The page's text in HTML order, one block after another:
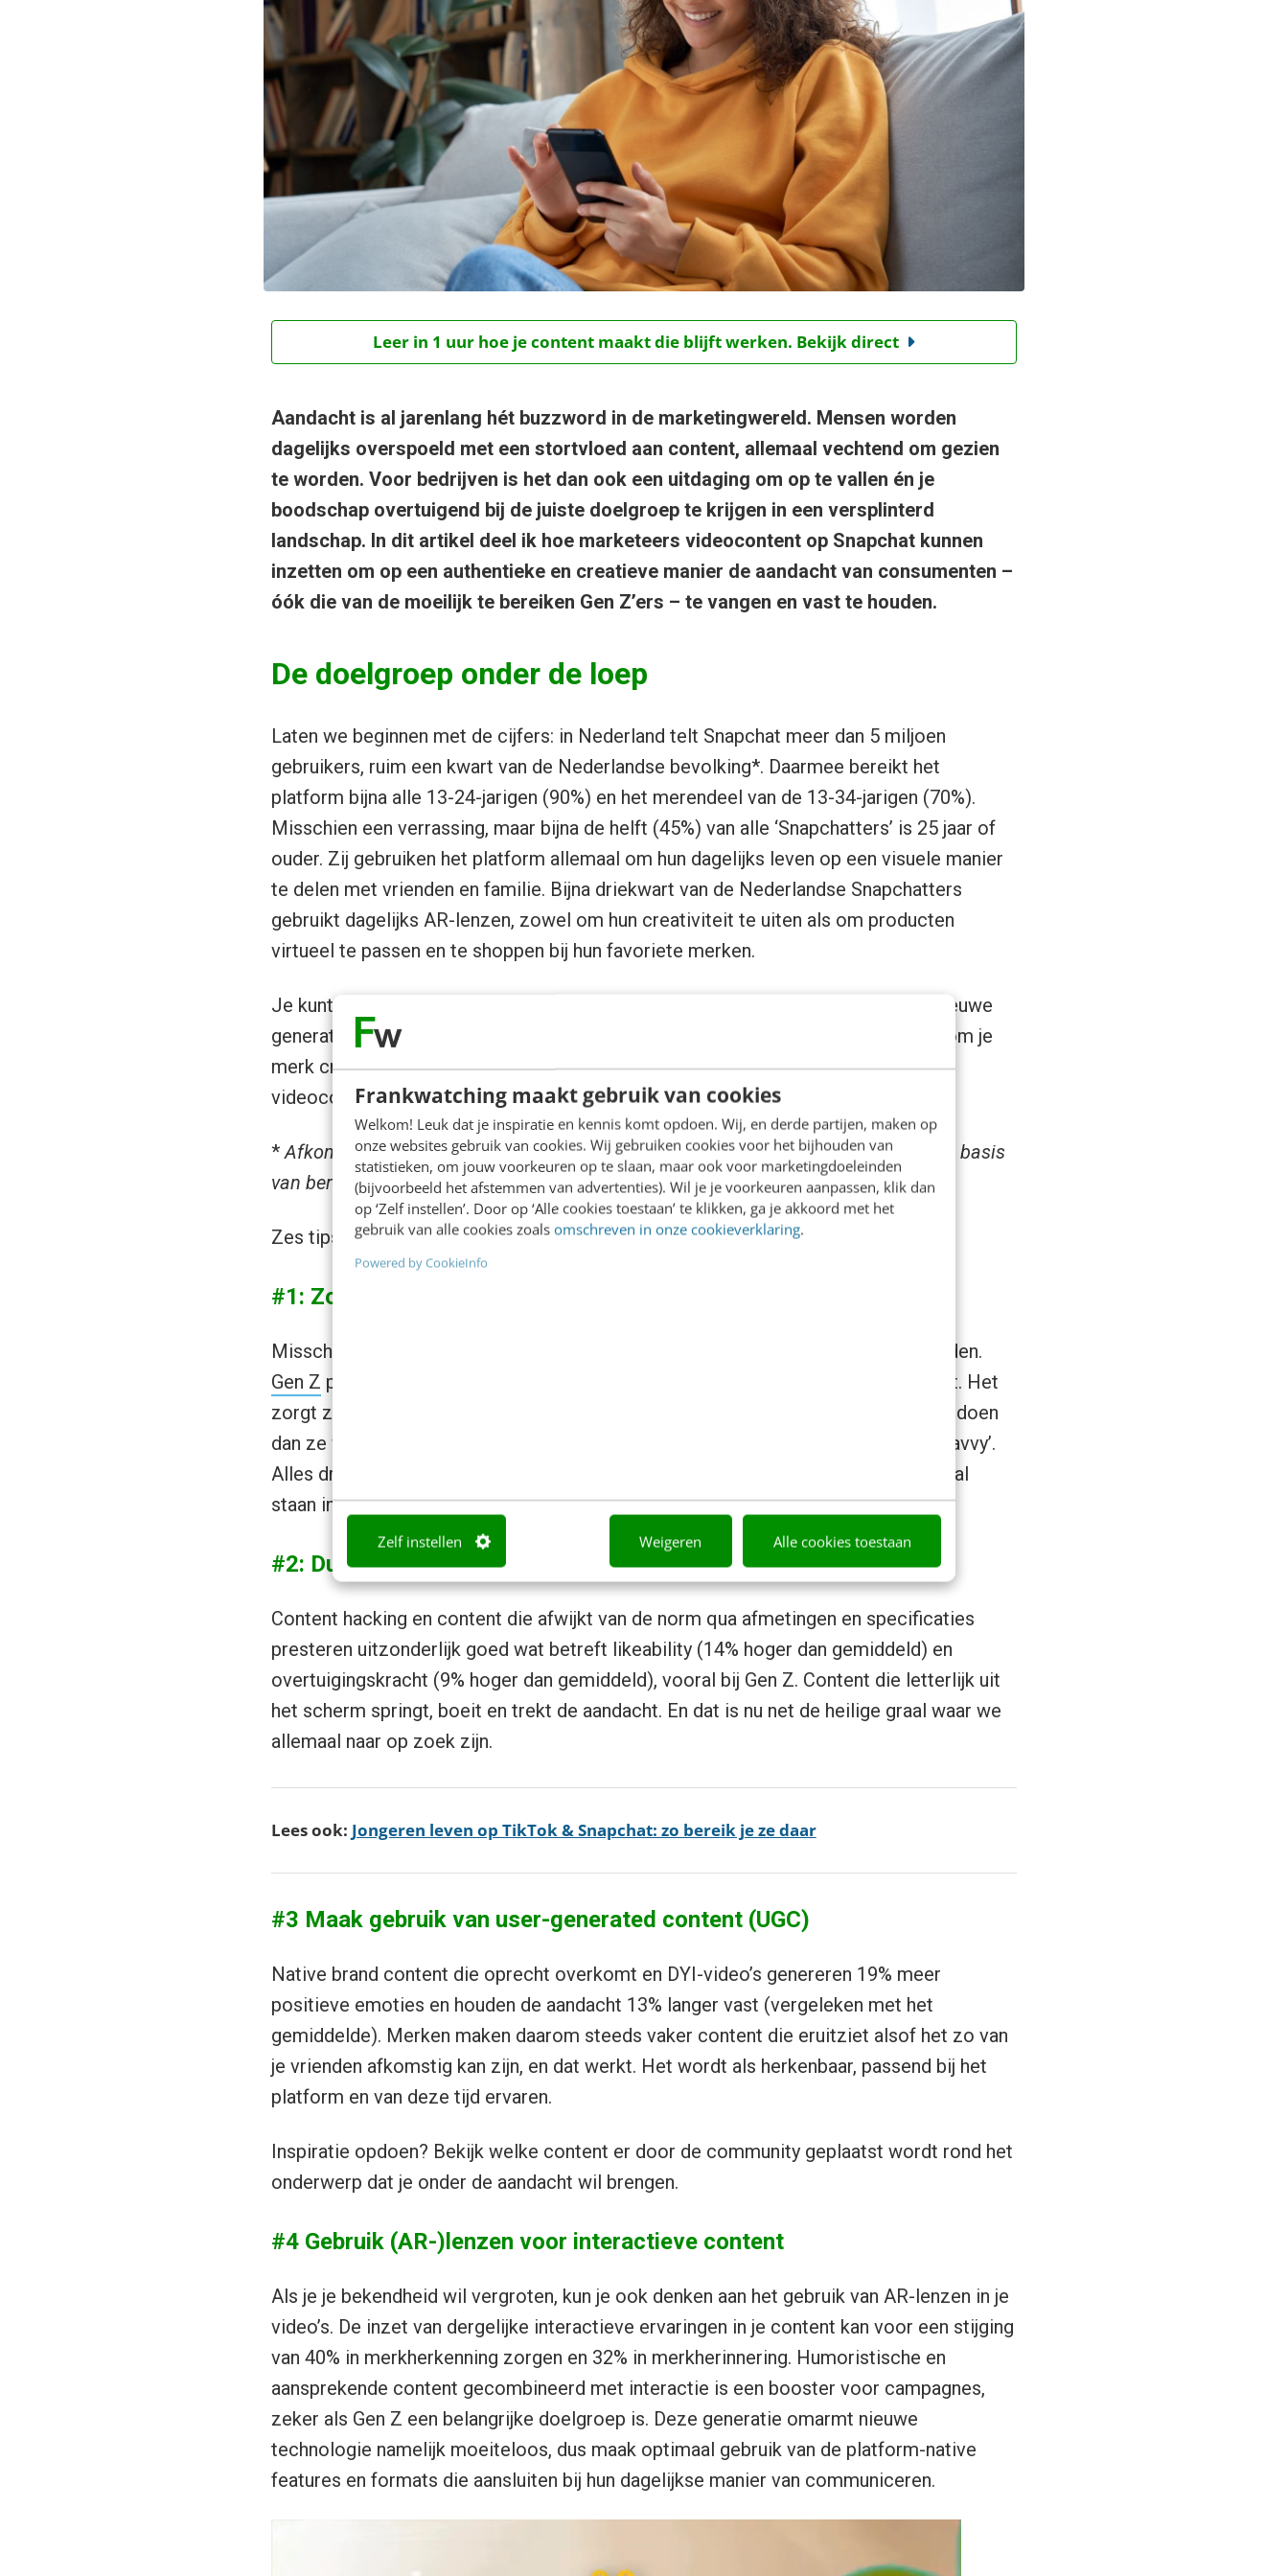
Frankwatching maakt gebruik van cookies
Welkom! Leuk dat je inspiratie en kennis komt opdoen. Wij, en derde partijen, maken op
onze websites gebruik van cookies. Wij gebruiken cookies voor het bijhouden van
statistieken, om jouw voorkeuren op te slaan, maar ook voor marketingdoeleinden
(bijvoorbeeld het afstemmen van advertenties). Wil je je voorkeuren aanpassen, klik dan
op ‘Zelf instellen’. Door op ‘Alle cookies toestaan’ te klikken, ga je akkoord met het
gebruik van alle cookies zoals omschreven in onze cookieverklaring.
Powered by CookieInfo
Zelf instellen Weigeren Alle cookies toestaan
Leer in 1 uur hoe je content maakt die blijft werken. Bekijk direct
Aandacht is al jarenlang hét buzzword in de marketingwereld. Mensen worden
dagelijks overspoeld met een stortvloed aan content, allemaal vechtend om gezien
te worden. Voor bedrijven is het dan ook een uitdaging om op te vallen én je
boodschap overtuigend bij de juiste doelgroep te krijgen in een versplinterd
landschap. In dit artikel deel ik hoe marketeers videocontent op Snapchat kunnen
inzetten om op een authentieke en creatieve manier de aandacht van consumenten –
óók die van de moeilijk te bereiken Gen Z’ers – te vangen en vast te houden.
De doelgroep onder de loep
Laten we beginnen met de cijfers: in Nederland telt Snapchat meer dan 5 miljoen
gebruikers, ruim een kwart van de Nederlandse bevolking*. Daarmee bereikt het
platform bijna alle 13-24-jarigen (90%) en het merendeel van de 13-34-jarigen (70%).
Misschien een verrassing, maar bijna de helft (45%) van alle ‘Snapchatters’ is 25 jaar of
ouder. Zij gebruiken het platform allemaal om hun dagelijks leven op een visuele manier
te delen met vrienden en familie. Bijna driekwart van de Nederlandse Snapchatters
gebruikt dagelijks AR-lenzen, zowel om hun creativiteit te uiten als om producten
virtueel te passen en te shoppen bij hun favoriete merken.
Je kunt hier dus een persoonlijke band opbouwen met je publiek, iets wat voor nieuwe
generaties een absolute must is. Tegelijkertijd biedt het platform mogelijkheden om je
merk creatief in de schijnwerpers te zetten. Maar hoe pak je dit aan en welke
videocontent maakt het meeste impact?
*Afkomstig van de interne gegevens 2023 van Snap Inc. Percentages berekend op basis
van bereikbare Snapchatters door relevante cijfers.
Zes tips om je merk in de spotlight te zetten met opvallende videocontent:
#1: Zorg voor duidelijke merkidentiteit
Misschien wel het allerbelangrijkste: blijf trouw aan je merkidentiteit en kernwaarden.
Gen Z prikt moeiteloos door content heen die niet oprecht of gemeend overkomt. Het
zorgt zelfs voor irritatie als merken geforceerd leuk willen doen, zich jonger voordoen
dan ze werkelijk zijn of krampachtig proberen over te komen als cool en ‘social savvy’.
Alles draait voor Snapchatters om eerlijkheid en authenticiteit, dus laat dat centraal
staan in je Snaps. Denk aan content die een écht kijkje achter de schermen geeft.
#2: Durf buiten de gebaande paden te denken
Content hacking en content die afwijkt van de norm qua afmetingen en specificaties
presteren uitzonderlijk goed wat betreft likeability (14% hoger dan gemiddeld) en
overtuigingskracht (9% hoger dan gemiddeld), vooral bij Gen Z. Content die letterlijk uit
het scherm springt, boeit en trekt de aandacht. En dat is nu net de heilige graal waar we
allemaal naar op zoek zijn.
Lees ook: Jongeren leven op TikTok & Snapchat: zo bereik je ze daar
#3 Maak gebruik van user-generated content (UGC)
Native brand content die oprecht overkomt en DYI-video’s genereren 19% meer
positieve emoties en houden de aandacht 13% langer vast (vergeleken met het
gemiddelde). Merken maken daarom steeds vaker content die eruitziet alsof het zo van
je vrienden afkomstig kan zijn, en dat werkt. Het wordt als herkenbaar, passend bij het
platform en van deze tijd ervaren.
Inspiratie opdoen? Bekijk welke content er door de community geplaatst wordt rond het
onderwerp dat je onder de aandacht wil brengen.
#4 Gebruik (AR-)lenzen voor interactieve content
Als je je bekendheid wil vergroten, kun je ook denken aan het gebruik van AR-lenzen in je
video’s. De inzet van dergelijke interactieve ervaringen in je content kan voor een stijging
van 40% in merkherkenning zorgen en 32% in merkherinnering. Humoristische en
aansprekende content gecombineerd met interactie is een booster voor campagnes,
zeker als Gen Z een belangrijke doelgroep is. Deze generatie omarmt nieuwe
technologie namelijk moeiteloos, dus maak optimaal gebruik van de platform-native
features en formats die aansluiten bij hun dagelijkse manier van communiceren.